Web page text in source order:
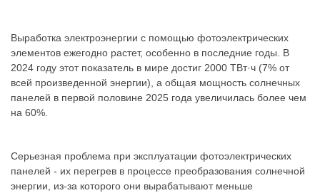
Выработка электроэнергии с помощью фотоэлектрических
элементов ежегодно растет, особенно в последние годы. В
2024 году этот показатель в мире достиг 2000 ТВт·ч (7% от
всей произведенной энергии), а общая мощность солнечных
панелей в первой половине 2025 года увеличилась более чем
на 60%.
Серьезная проблема при эксплуатации фотоэлектрических
панелей - их перегрев в процессе преобразования солнечной
энергии, из-за которого они вырабатывают меньше